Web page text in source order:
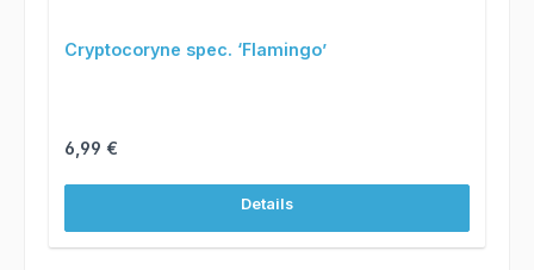
Cryptocoryne spec. ‘Flamingo’
Regulärer Preis:
6,99 €
Details